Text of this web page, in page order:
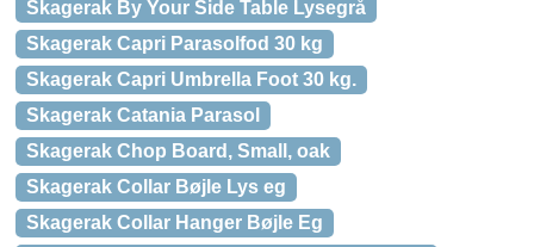
Skagerak By Your Side Table Lysegrå
Skagerak Capri Parasolfod 30 kg
Skagerak Capri Umbrella Foot 30 kg.
Skagerak Catania Parasol
Skagerak Chop Board, Small, oak
Skagerak Collar Bøjle Lys eg
Skagerak Collar Hanger Bøjle Eg